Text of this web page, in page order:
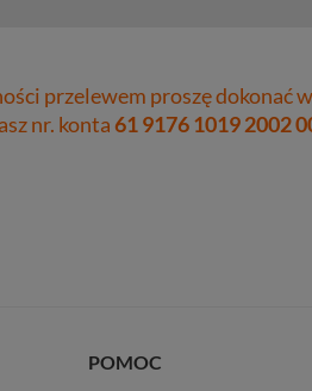
przelewem proszę dokonać
nr. konta61 9176 1019 2002
POMOC